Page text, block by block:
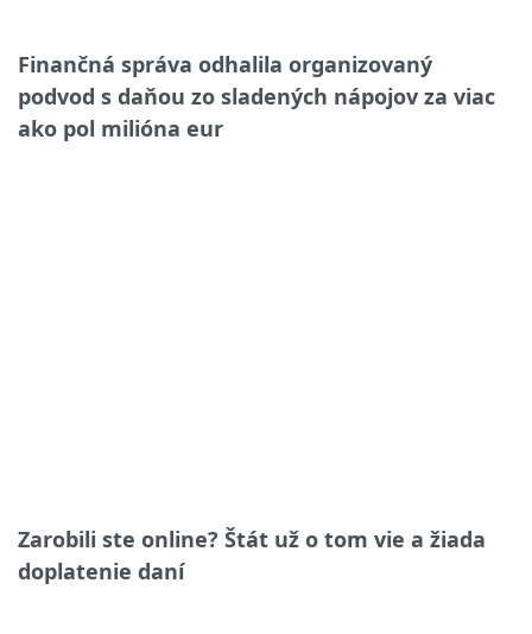
Finančná správa odhalila organizovaný
podvod s daňou zo sladených nápojov za viac
ako pol milióna eur
Zarobili ste online? Štát už o tom vie a žiada
doplatenie daní